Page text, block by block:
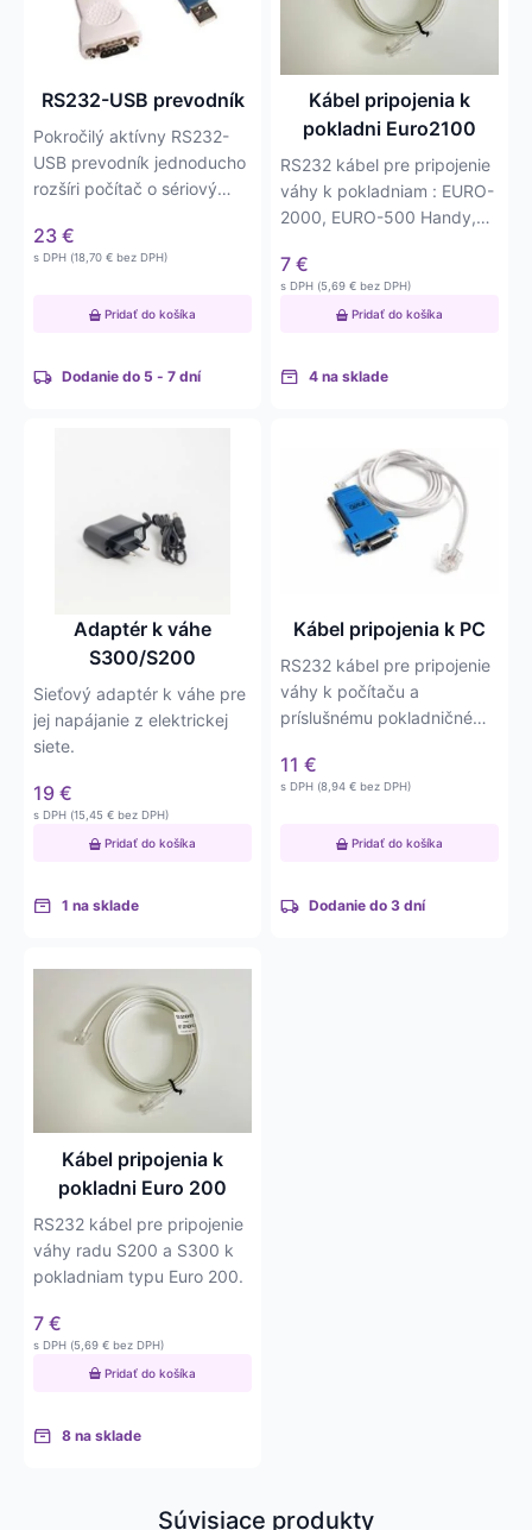
RS232-USB prevodník
Pokročilý aktívny RS232-
USB prevodník jednoducho
rozšíri počítač o sériový
23 €
s DPH (18,70 € bez DPH)
Pridať do košíka
Dodanie do 5 - 7 dní
Kábel pripojenia k
pokladni Euro2100
RS232 kábel pre pripojenie
váhy k pokladniam : EURO-
2000, EURO-500 Handy,
7 €
s DPH (5,69 € bez DPH)
Pridať do košíka
4 na sklade
Adaptér k váhe
S300/S200
Sieťový adaptér k váhe pre
jej napájanie z elektrickej
siete.
19 €
s DPH (15,45 € bez DPH)
Pridať do košíka
1 na sklade
Kábel pripojenia k PC
RS232 kábel pre pripojenie
váhy k počítaču a
príslušnému pokladničnému
11 €
s DPH (8,94 € bez DPH)
Pridať do košíka
Dodanie do 3 dní
Kábel pripojenia k
pokladni Euro 200
RS232 kábel pre pripojenie
váhy radu S200 a S300 k
pokladniam typu Euro 200.
7 €
s DPH (5,69 € bez DPH)
Pridať do košíka
8 na sklade
Súvisiace produkty